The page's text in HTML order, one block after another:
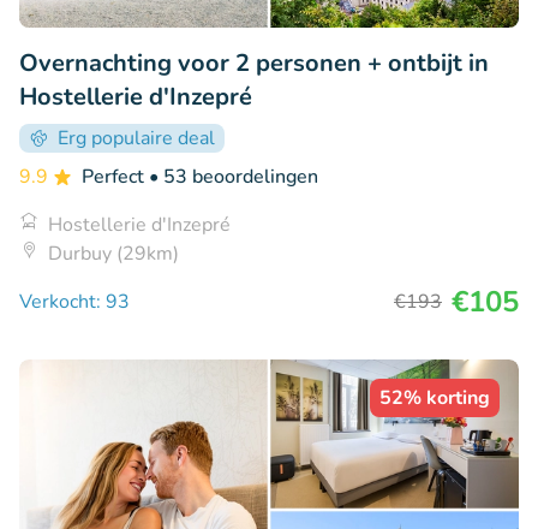
Overnachting voor 2 personen + ontbijt in
Hostellerie d'Inzepré
Erg populaire deal
9.9
Perfect • 53 beoordelingen
Hostellerie d'Inzepré
Durbuy (29km)
Verkocht: 93
€193 €105
52% korting